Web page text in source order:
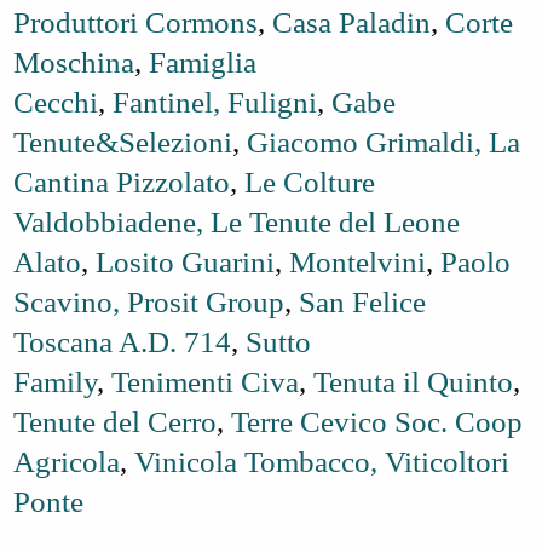
Produttori Cormons, Casa Paladin, Corte
Moschina, Famiglia
Cecchi, Fantinel, Fuligni, Gabe
Tenute&Selezioni, Giacomo Grimaldi, La
Cantina Pizzolato, Le Colture
Valdobbiadene, Le Tenute del Leone
Alato, Losito Guarini, Montelvini, Paolo
Scavino, Prosit Group, San Felice
Toscana A.D. 714, Sutto
Family, Tenimenti Civa, Tenuta il Quinto,
Tenute del Cerro, Terre Cevico Soc. Coop
Agricola, Vinicola Tombacco, Viticoltori
Ponte